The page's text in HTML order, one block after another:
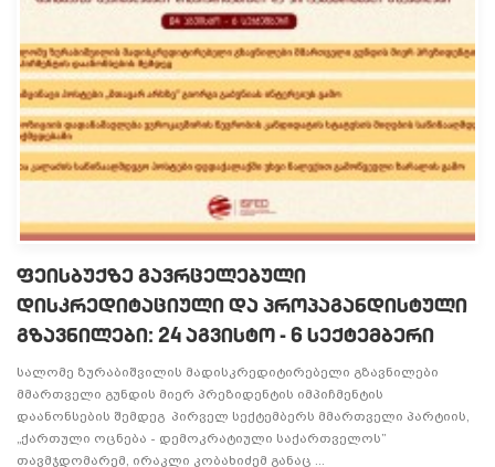
ფეისბუქზე გავრცელებული
დისკრედიტაციული და პროპაგანდისტული
გზავნილები: 24 აგვისტო - 6 სექტემბერი
სალომე ზურაბიშვილის მადისკრედიტირებელი გზავნილები
მმართველი გუნდის მიერ პრეზიდენტის იმპიჩმენტის
დაანონსების შემდეგ პირველ სექტემბერს მმართველი პარტიის,
„ქართული ოცნება - დემოკრატიული საქართველოს”
თავმჯდომარემ, ირაკლი კობახიძემ განაც ...